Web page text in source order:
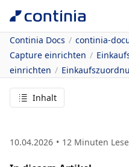
Continia Docs continia-
Capture einrichten
einrichten
Inhalt
10.04.2026 12 Minuten